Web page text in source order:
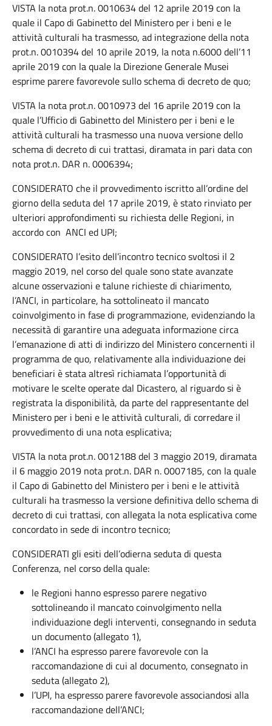
VISTA la nota prot.n. 0010634 del 12 aprile 2019 con la
quale il Capo di Gabinetto del Ministero per i beni e le
attività culturali ha trasmesso, ad integrazione della nota
prot.n. 0010394 del 10 aprile 2019, la nota n.6000 dell’11
aprile 2019 con la quale la Direzione Generale Musei
esprime parere favorevole sullo schema di decreto de quo;
VISTA la nota prot.n. 0010973 del 16 aprile 2019 con la
quale l’Ufficio di Gabinetto del Ministero per i beni e le
attività culturali ha trasmesso una nuova versione dello
schema di decreto di cui trattasi, diramata in pari data con
nota prot.n. DAR n. 0006394;
CONSIDERATO che il provvedimento iscritto all’ordine del
giorno della seduta del 17 aprile 2019, è stato rinviato per
ulteriori approfondimenti su richiesta delle Regioni, in
accordo con ANCI ed UPI;
CONSIDERATO l’esito dell’incontro tecnico svoltosi il 2
maggio 2019, nel corso del quale sono state avanzate
alcune osservazioni e talune richieste di chiarimento,
l’ANCI, in particolare, ha sottolineato il mancato
coinvolgimento in fase di programmazione, evidenziando la
necessità di garantire una adeguata informazione circa
l’emanazione di atti di indirizzo del Ministero concernenti il
programma de quo, relativamente alla individuazione dei
beneficiari è stata altresì richiamata l’opportunità di
motivare le scelte operate dal Dicastero, al riguardo si è
registrata la disponibilità, da parte del rappresentante del
Ministero per i beni e le attività culturali, di corredare il
provvedimento di una nota esplicativa;
VISTA la nota prot.n. 0012188 del 3 maggio 2019, diramata
il 6 maggio 2019 nota prot.n. DAR n. 0007185, con la quale
il Capo di Gabinetto del Ministero per i beni e le attività
culturali ha trasmesso la versione definitiva dello schema di
decreto di cui trattasi, con allegata la nota esplicativa come
concordato in sede di incontro tecnico;
CONSIDERATI gli esiti dell’odierna seduta di questa
Conferenza, nel corso della quale:
le Regioni hanno espresso parere negativo
sottolineando il mancato coinvolgimento nella
individuazione degli interventi, consegnando in seduta
un documento (allegato 1),
l’ANCI ha espresso parere favorevole con la
raccomandazione di cui al documento, consegnato in
seduta (allegato 2),
l’UPI, ha espresso parere favorevole associandosi alla
raccomandazione dell’ANCI;